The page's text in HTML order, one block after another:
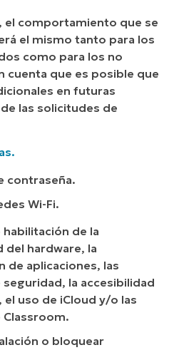
el comportamiento que se
el mismo tanto para los
como para los no
cuenta que es posible que
en futuras
las solicitudes de
contraseña.
Wi-Fi.
de la
del hardware, la
de aplicaciones, las
la accesibilidad
el uso de iCloud y/o las
o bloquear